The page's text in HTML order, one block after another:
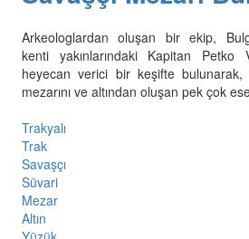
Arkeologlardan oluşan bir ekip,
kenti yakınlarındaki Kapitan Petko
heyecan verici bir keşifte bulunarak,
mezarını ve altından oluşan pek çok
Trakyalı
Trak
Savaşçı
Süvari
Mezar
Altın